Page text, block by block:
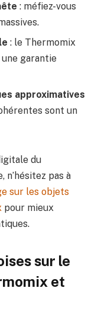
: méfiez-vous
: le Thermomix
une garantie
approximatives
sont un
du
n’hésitez pas à
sur les objets
pour mieux
sur le
et